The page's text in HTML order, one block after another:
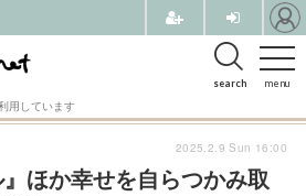
menu
search
用しています
』ほか幸せを自らつかみ取
2025.2.9 Sun 16:00